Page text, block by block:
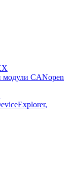
CANopen